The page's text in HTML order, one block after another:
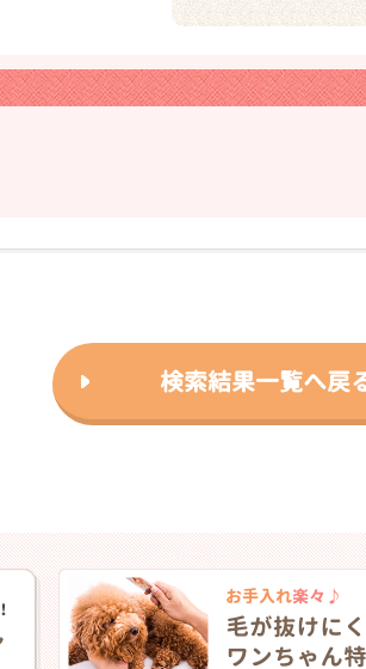
2026年04月
検索結果一覧へ戻